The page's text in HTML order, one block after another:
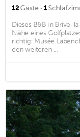
12Gäste · 1
Dieses B&B in Brive-
Nähe eines
richtig: Musée
den weiteren ...